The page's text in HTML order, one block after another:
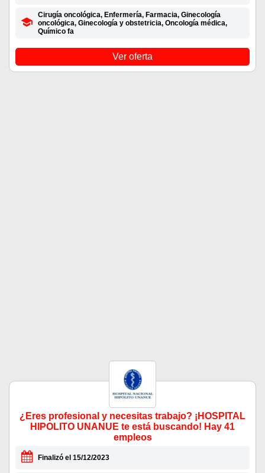
Cirugía oncológica, Enfermería, Farmacia, Ginecología
oncológica, Ginecología y obstetricia, Oncología médica,
Químico fa
Ver oferta
¿Eres profesional y necesitas trabajo? ¡HOSPITAL
HIPOLITO UNANUE te está buscando! Hay 41
empleos
Finalizó el 15/12/2023